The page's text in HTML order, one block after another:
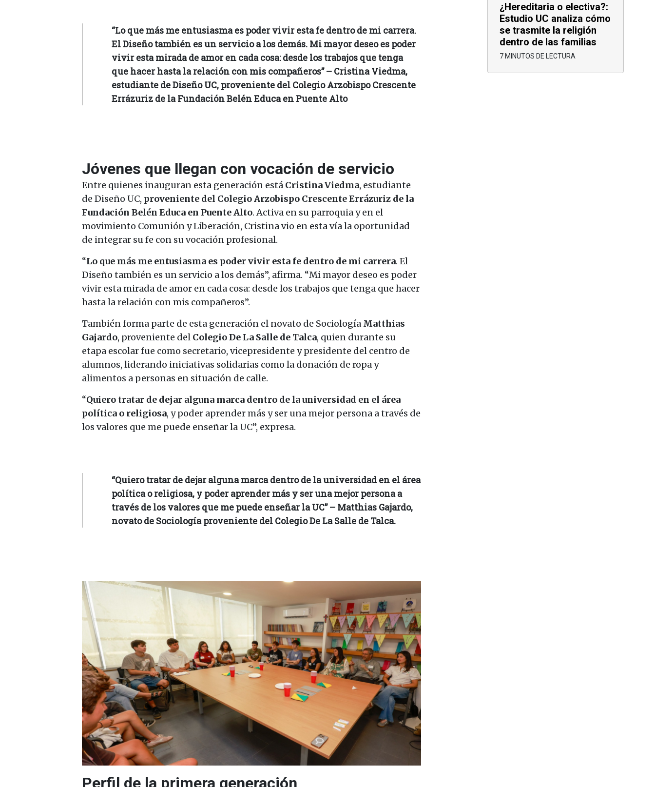
“Lo que más me entusiasma es poder vivir esta fe dentro de mi carrera.
El Diseño también es un servicio a los demás. Mi mayor deseo es poder
vivir esta mirada de amor en cada cosa: desde los trabajos que tenga
que hacer hasta la relación con mis compañeros” – Cristina Viedma,
estudiante de Diseño UC, proveniente del Colegio Arzobispo Crescente
Errázuriz de la Fundación Belén Educa en Puente Alto
Jóvenes que llegan con vocación de servicio
Entre quienes inauguran esta generación está Cristina Viedma, estudiante
de Diseño UC, proveniente del Colegio Arzobispo Crescente Errázuriz de la
Fundación Belén Educa en Puente Alto. Activa en su parroquia y en el
movimiento Comunión y Liberación, Cristina vio en esta vía la oportunidad
de integrar su fe con su vocación profesional.
“Lo que más me entusiasma es poder vivir esta fe dentro de mi carrera. El
Diseño también es un servicio a los demás”, afirma. “Mi mayor deseo es poder
vivir esta mirada de amor en cada cosa: desde los trabajos que tenga que hacer
hasta la relación con mis compañeros”.
También forma parte de esta generación el novato de Sociología Matthias
Gajardo, proveniente del Colegio De La Salle de Talca, quien durante su
etapa escolar fue como secretario, vicepresidente y presidente del centro de
alumnos, liderando iniciativas solidarias como la donación de ropa y
alimentos a personas en situación de calle.
“Quiero tratar de dejar alguna marca dentro de la universidad en el área
política o religiosa, y poder aprender más y ser una mejor persona a través de
los valores que me puede enseñar la UC”, expresa.
“Quiero tratar de dejar alguna marca dentro de la universidad en el área
política o religiosa, y poder aprender más y ser una mejor persona a
través de los valores que me puede enseñar la UC” – Matthias Gajardo,
novato de Sociología proveniente del Colegio De La Salle de Talca.
Perfil de la primera generación
¿Hereditaria o electiva?:
Estudio UC analiza cómo
se trasmite la religión
dentro de las familias
7 MINUTOS DE LECTURA